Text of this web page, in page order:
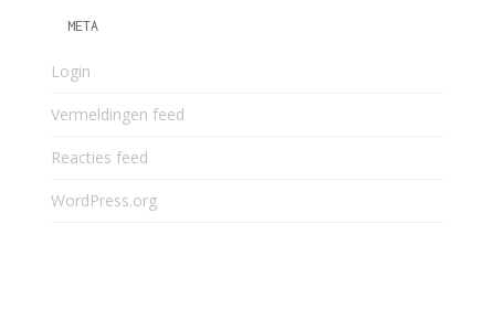
META
Login
Vermeldingen feed
Reacties feed
WordPress.org